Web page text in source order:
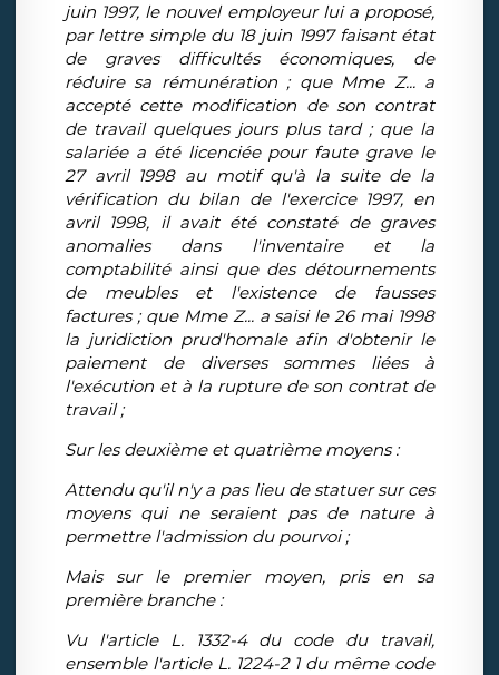
juin 1997, le nouvel employeur lui a proposé,
par lettre simple du 18 juin 1997 faisant état
de graves difficultés économiques, de
réduire sa rémunération ; que Mme Z... a
accepté cette modification de son contrat
de travail quelques jours plus tard ; que la
salariée a été licenciée pour faute grave le
27 avril 1998 au motif qu'à la suite de la
vérification du bilan de l'exercice 1997, en
avril 1998, il avait été constaté de graves
anomalies dans l'inventaire et la
comptabilité ainsi que des détournements
de meubles et l'existence de fausses
factures ; que Mme Z... a saisi le 26 mai 1998
la juridiction prud'homale afin d'obtenir le
paiement de diverses sommes liées à
l'exécution et à la rupture de son contrat de
travail ;
Sur les deuxième et quatrième moyens :
Attendu qu'il n'y a pas lieu de statuer sur ces
moyens qui ne seraient pas de nature à
permettre l'admission du pourvoi ;
Mais sur le premier moyen, pris en sa
première branche :
Vu l'article L. 1332-4 du code du travail,
ensemble l'article L. 1224-2 1 du même code